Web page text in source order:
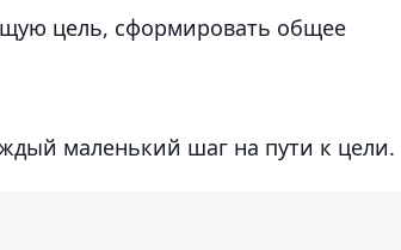
цель, сформировать общее
маленький шаг на пути к цели.